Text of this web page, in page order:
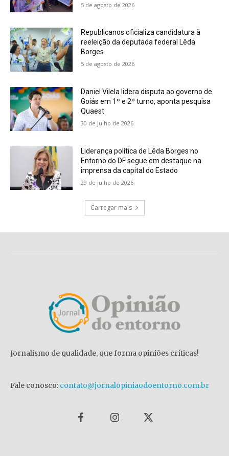
5 de agosto de 2026
Republicanos oficializa candidatura à
reeleição da deputada federal Lêda
Borges
5 de agosto de 2026
Daniel Vilela lidera disputa ao governo de
Goiás em 1º e 2º turno, aponta pesquisa
Quaest
30 de julho de 2026
Liderança política de Lêda Borges no
Entorno do DF segue em destaque na
imprensa da capital do Estado
29 de julho de 2026
Carregar mais
Jornalismo de qualidade, que forma opiniões críticas!
Fale conosco: contato@jornalopiniaodoentorno.com.br